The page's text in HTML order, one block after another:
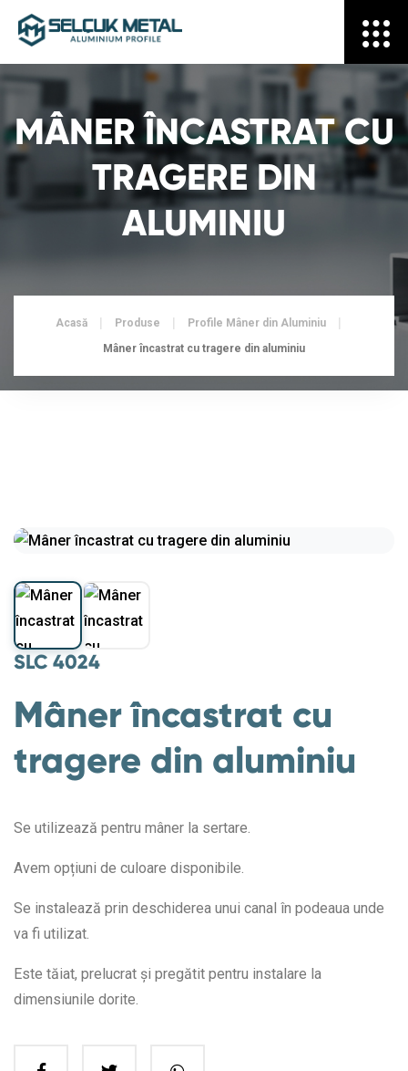
MÂNER ÎNCASTRAT CU
TRAGERE DIN
ALUMINIU
Acasă Produse
Profile Mâner din Aluminiu
Mâner încastrat cu tragere din aluminiu
SLC 4024
Mâner încastrat cu
tragere din aluminiu
Se utilizează pentru mâner la sertare.
Avem opțiuni de culoare disponibile.
Se instalează prin deschiderea unui canal în podeaua unde
va fi utilizat.
Este tăiat, prelucrat și pregătit pentru instalare la
dimensiunile dorite.